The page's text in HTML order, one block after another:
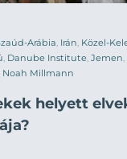
Arábia Irán Közel-
Danube Institute Jemen
Noah Millmann
helyett